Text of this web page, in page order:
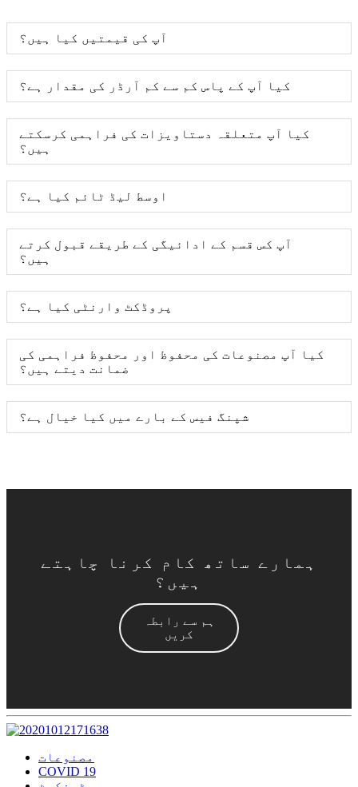
آپ کی قیمتیں کیا ہیں؟
کیا آپ کے پاس کم سے کم آرڈر کی مقدار ہے؟
کیا آپ متعلقہ دستاویزات کی فراہمی کرسکتے
ہیں؟
اوسط لیڈ ٹائم کیا ہے؟
آپ کس قسم کے ادائیگی کے طریقے قبول کرتے
ہیں؟
پروڈکٹ وارنٹی کیا ہے؟
کیا آپ مصنوعات کی محفوظ اور محفوظ فراہمی کی
ضمانت دیتے ہیں؟
شپنگ فیس کے بارے میں کیا خیال ہے؟
ہمارے ساتھ کام کرنا چاہتے
ہیں؟
ہم سے رابطہ
کریں
مصنوعات
COVID 19